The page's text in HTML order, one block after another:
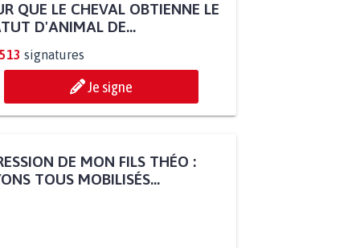
QUE LE CHEVAL OBTIENNE LE
D'ANIMAL DE...
signatures
Je signe